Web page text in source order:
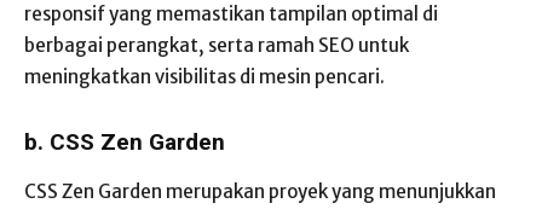
responsif yang memastikan tampilan optimal di
berbagai perangkat, serta ramah SEO untuk
meningkatkan visibilitas di mesin pencari.
b. CSS Zen Garden
CSS Zen Garden merupakan proyek yang menunjukkan